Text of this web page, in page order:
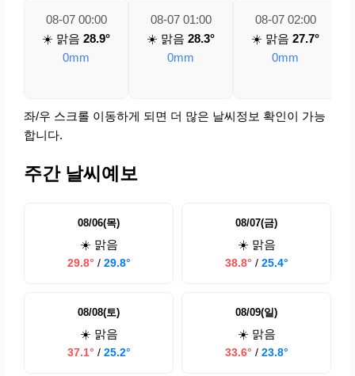
08-07 00:00
☀️ 맑음 28.9°
0mm
08-07 01:00
☀️ 맑음 28.3°
0mm
08-07 02:00
☀️ 맑음 27.7°
0mm
좌/우 스크롤 이동하게 되면 더 많은 날씨정보 확인이 가능
합니다.
주간 날씨예보
08/06(목)
☀️ 맑음
29.8° / 29.8°
08/07(금)
☀️ 맑음
38.8° / 25.4°
08/08(토)
☀️ 맑음
37.1° / 25.2°
08/09(일)
☀️ 맑음
33.6° / 23.8°